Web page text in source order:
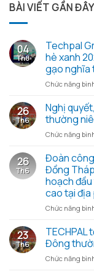
BÀI VIẾT GẦN ĐÂY
04
Th8
Techpal
hè xanh
gạo nghĩa
Chức năng
26
Th6
Nghị
thường
Chức năng
26
Th6
Đoàn
Đồng
hoạch
cao tại
Chức năng
23
Th6
TECHPAL
Đông
Chức năng